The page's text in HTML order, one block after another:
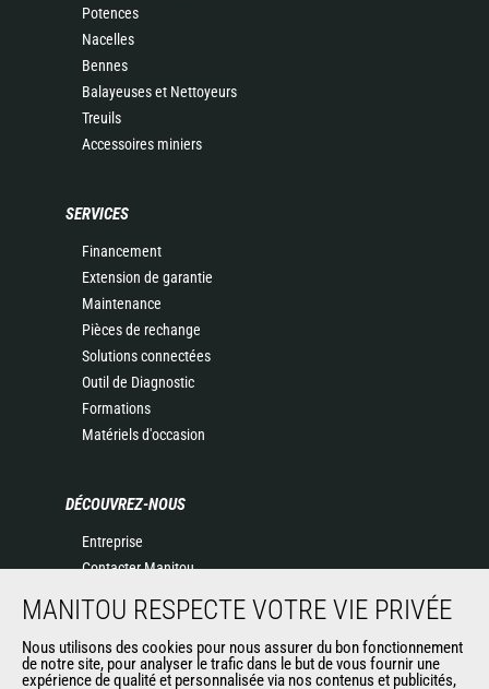
Potences
Nacelles
Bennes
Balayeuses et Nettoyeurs
Treuils
Accessoires miniers
SERVICES
Financement
Extension de garantie
Maintenance
Pièces de rechange
Solutions connectées
Outil de Diagnostic
Formations
Matériels d'occasion
DÉCOUVREZ-NOUS
Entreprise
Contacter Manitou
Politique de protection des données
Evénements
Actualités
MANITOU RESPECTE VOTRE VIE PRIVÉE
Nous utilisons des cookies pour nous assurer du bon fonctionnement
de notre site, pour analyser le trafic dans le but de vous fournir une
expérience de qualité et personnalisée via nos contenus et publicités,